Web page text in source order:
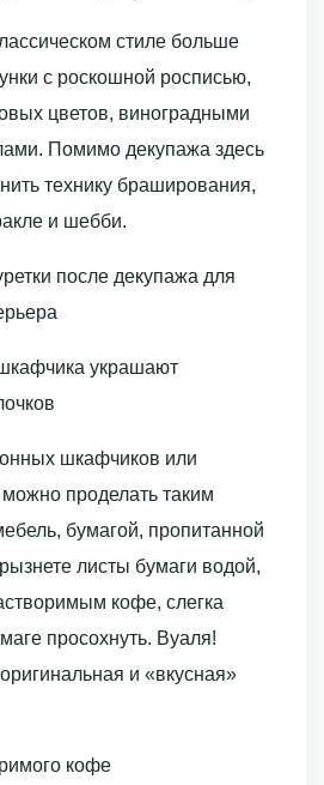
стиле больше
с роскошной росписью,
цветов, виноградными
Помимо декупажа здесь
технику браширования,
и шебби.
после декупажа для
украшают
шкафчиков или
проделать таким
бумагой, пропитанной
листы бумаги водой,
кофе, слегка
просохнуть. Вуаля!
и «вкусная»
кофе